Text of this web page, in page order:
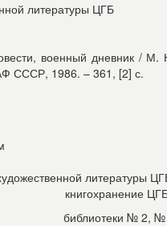
литературы ЦГБ
военный дневник / М.
СССР, 1986. – 361, [2] с.
литературы
книгохранение
библиотеки № 2,